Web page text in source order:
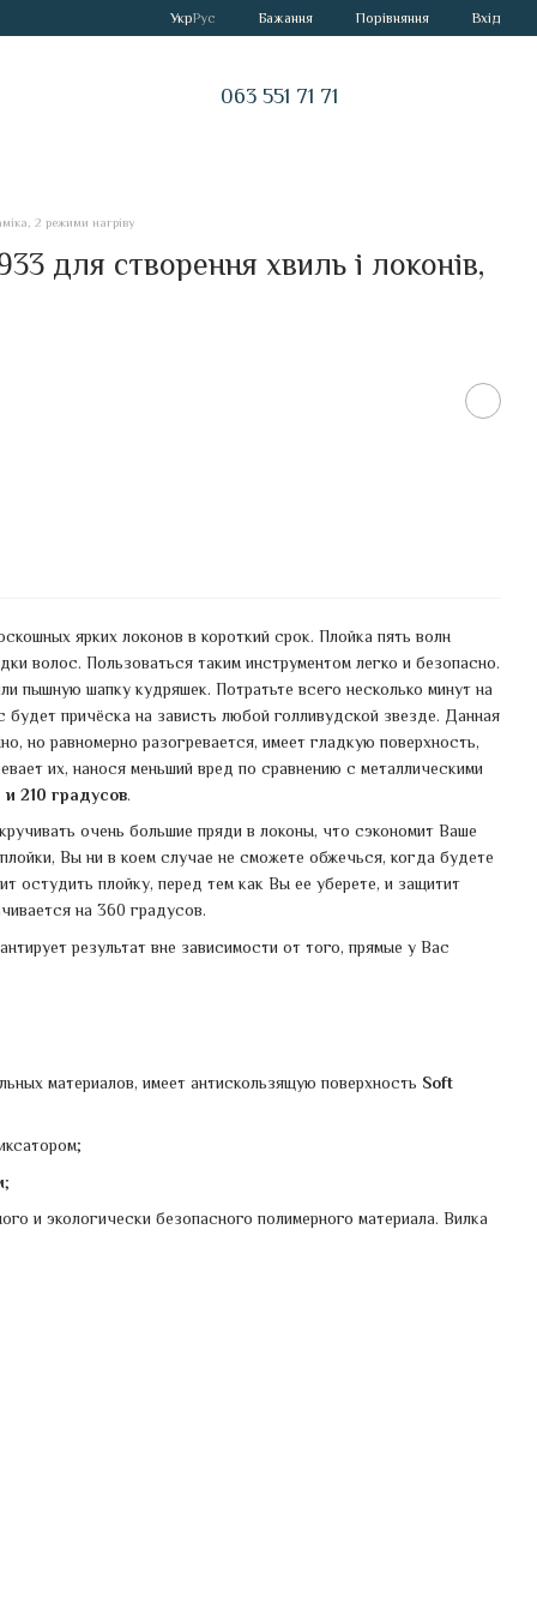
УкрРус Бажання Порівняння Вхід
063 551 71 71
2 режими нагріву
для створення хвиль і локонів,
ярких локонов в короткий срок. Плойка пять волн
волос. Пользоваться таким инструментом легко и безопасно.
шапку кудряшек. Потратьте всего несколько минут на
будет причёска на зависть любой голливудской звезде. Данная
но равномерно разогревается, имеет гладкую поверхность,
их, нанося меньший вред по сравнению с металлическими
и 210 градусов.
очень большие пряди в локоны, что сэкономит Ваше
Вы ни в коем случае не сможете обжечься, когда будете
остудить плойку, перед тем как Вы ее уберете, и защитит
на 360 градусов.
результат вне зависимости от того, прямые у Вас
материалов, имеет антискользящую поверхность Soft
;
и экологически безопасного полимерного материала. Вилка